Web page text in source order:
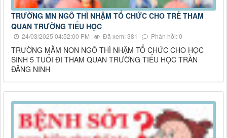
TRƯỜNG MN NGÔ THÌ NHẬM TỔ CHỨC CHO TRẺ THAM
QUAN TRƯỜNG TIỂU HỌC
24/03/2025 04:52:00 PM Đã xem: 381 Phản hồi: 0
TRƯỜNG MẦM NON NGÔ THÌ NHẬM TỔ CHỨC CHO HỌC
SINH 5 TUỔI ĐI THAM QUAN TRƯỜNG TIỂU HỌC TRẦN
ĐĂNG NINH